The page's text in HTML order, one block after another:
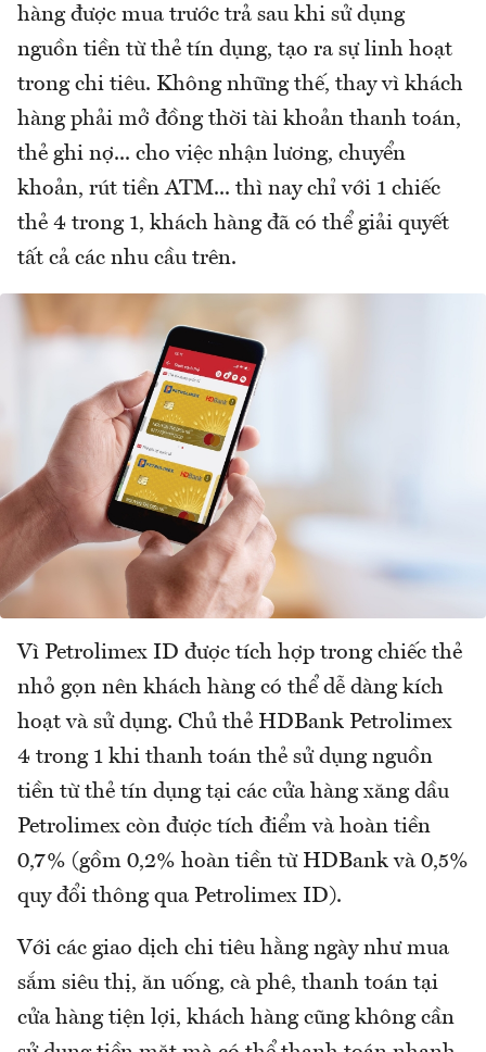
hàng được mua trước trả sau khi sử dụng
nguồn tiền từ thẻ tín dụng, tạo ra sự linh hoạt
trong chi tiêu. Không những thế, thay vì khách
hàng phải mở đồng thời tài khoản thanh toán,
thẻ ghi nợ... cho việc nhận lương, chuyển
khoản, rút tiền ATM... thì nay chỉ với 1 chiếc
thẻ 4 trong 1, khách hàng đã có thể giải quyết
tất cả các nhu cầu trên.
Vì Petrolimex ID được tích hợp trong chiếc thẻ
nhỏ gọn nên khách hàng có thể dễ dàng kích
hoạt và sử dụng. Chủ thẻ HDBank Petrolimex
4 trong 1 khi thanh toán thẻ sử dụng nguồn
tiền từ thẻ tín dụng tại các cửa hàng xăng dầu
Petrolimex còn được tích điểm và hoàn tiền
0,7% (gồm 0,2% hoàn tiền từ HDBank và 0,5%
quy đổi thông qua Petrolimex ID).
Với các giao dịch chi tiêu hằng ngày như mua
sắm siêu thị, ăn uống, cà phê, thanh toán tại
cửa hàng tiện lợi, khách hàng cũng không cần